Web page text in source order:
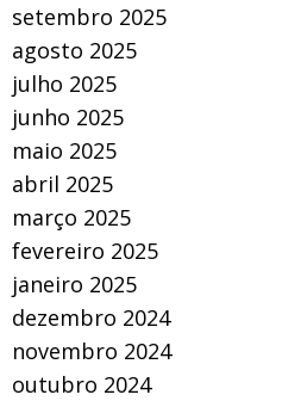
setembro 2025
agosto 2025
julho 2025
junho 2025
maio 2025
abril 2025
março 2025
fevereiro 2025
janeiro 2025
dezembro 2024
novembro 2024
outubro 2024